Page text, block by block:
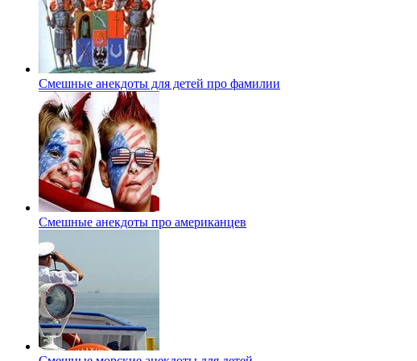
Смешные анекдоты для детей про фамилии
Смешные анекдоты про американцев